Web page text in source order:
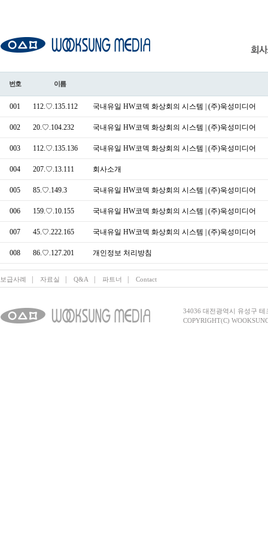
번호 이름
001 112.♡.135.112 국내유일 HW코덱 화상회의 시스템 | (주)욱성미디어
002 20.♡.104.232 국내유일 HW코덱 화상회의 시스템 | (주)욱성미디어
003 112.♡.135.136 국내유일 HW코덱 화상회의 시스템 | (주)욱성미디어
004 207.♡.13.111 회사소개
005 85.♡.149.3 국내유일 HW코덱 화상회의 시스템 | (주)욱성미디어
006 159.♡.10.155 국내유일 HW코덱 화상회의 시스템 | (주)욱성미디어
007 45.♡.222.165 국내유일 HW코덱 화상회의 시스템 | (주)욱성미디어
008 86.♡.127.201 개인정보 처리방침
보급사례 자료실 Q&A 파트너 Contact
34036 대전광역시 유성구
COPYRIGHT(C)